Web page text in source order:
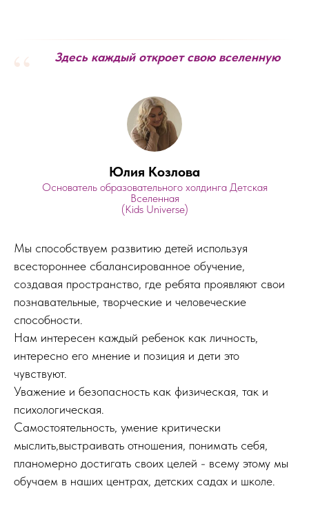
“ Здесь каждый откроет свою вселенную
Юлия Козлова
Основатель образовательного холдинга Детская
Вселенная
(Kids Universe)
Мы способствуем развитию детей используя
всестороннее сбалансированное обучение,
создавая пространство, где ребята проявляют свои
познавательные, творческие и человеческие
способности.
Нам интересен каждый ребенок как личность,
интересно его мнение и позиция и дети это
чувствуют.
Уважение и безопасность как физическая, так и
психологическая.
Самостоятельность, умение критически
мыслить,выстраивать отношения, понимать себя,
планомерно достигать своих целей - всему этому мы
обучаем в наших центрах, детских садах и школе.